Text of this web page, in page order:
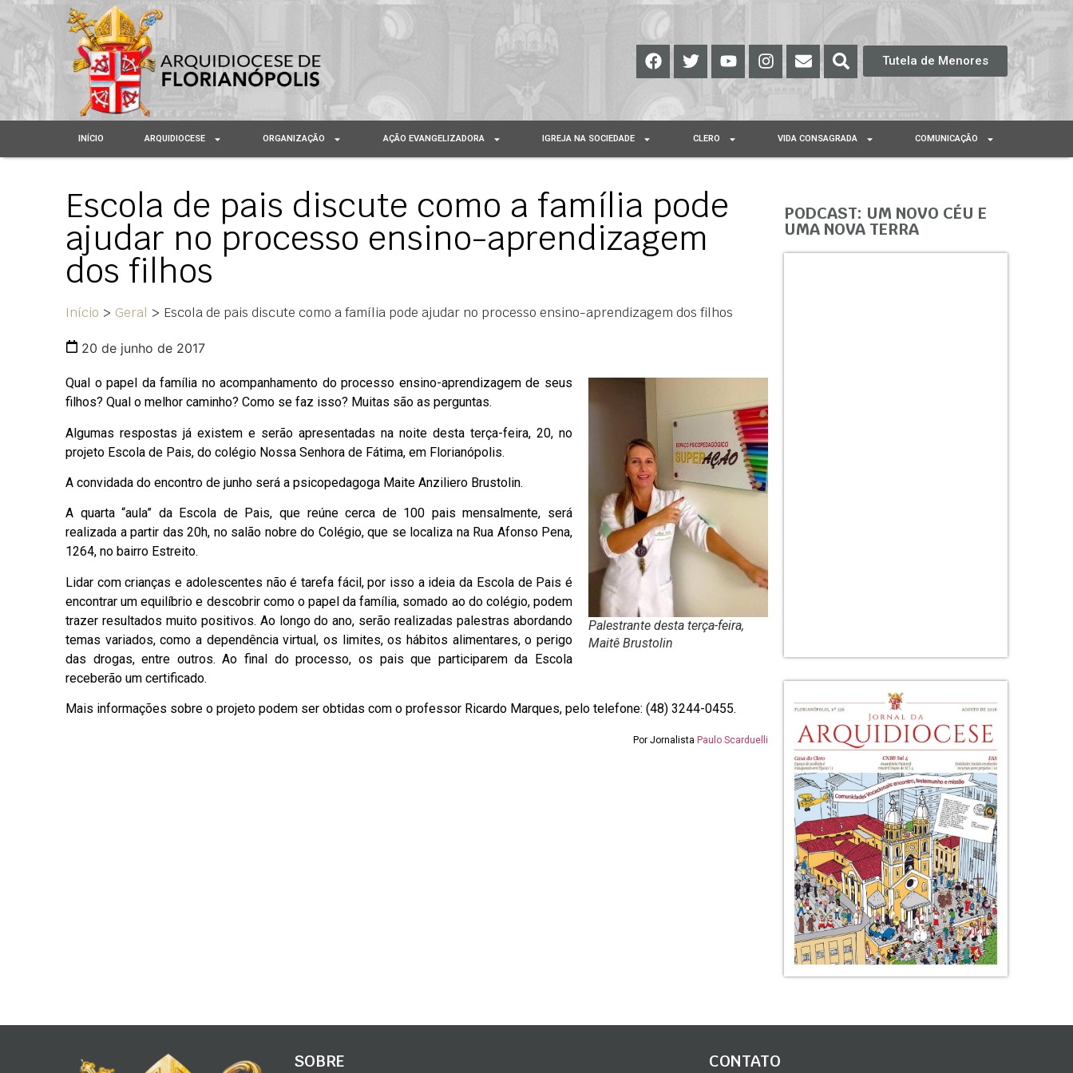
Tutela de Menores
INÍCIO ARQUIDIOCESE ORGANIZAÇÃO AÇÃO EVANGELIZADORA IGREJA NA SOCIEDADE CLERO VIDA CONSAGRADA COMUNICAÇÃO
Escola de pais discute como a família pode
ajudar no processo ensino-aprendizagem
dos filhos
Início > Geral > Escola de pais discute como a família pode ajudar no processo ensino-aprendizagem dos filhos
20 de junho de 2017
Palestrante desta terça-feira,
Maitê Brustolin
Qual o papel da família no acompanhamento do processo ensino-aprendizagem de seus
filhos? Qual o melhor caminho? Como se faz isso? Muitas são as perguntas.
Algumas respostas já existem e serão apresentadas na noite desta terça-feira, 20, no
projeto Escola de Pais, do colégio Nossa Senhora de Fátima, em Florianópolis.
A convidada do encontro de junho será a psicopedagoga Maite Anziliero Brustolin.
A quarta “aula” da Escola de Pais, que reúne cerca de 100 pais mensalmente, será
realizada a partir das 20h, no salão nobre do Colégio, que se localiza na Rua Afonso Pena,
1264, no bairro Estreito.
Lidar com crianças e adolescentes não é tarefa fácil, por isso a ideia da Escola de Pais é
encontrar um equilíbrio e descobrir como o papel da família, somado ao do colégio, podem
trazer resultados muito positivos. Ao longo do ano, serão realizadas palestras abordando
temas variados, como a dependência virtual, os limites, os hábitos alimentares, o perigo
das drogas, entre outros. Ao final do processo, os pais que participarem da Escola
receberão um certificado.
Mais informações sobre o projeto podem ser obtidas com o professor Ricardo Marques, pelo telefone: (48) 3244-0455.
Por Jornalista Paulo Scarduelli
PODCAST: UM NOVO CÉU E
UMA NOVA TERRA
SOBRE CONTATO